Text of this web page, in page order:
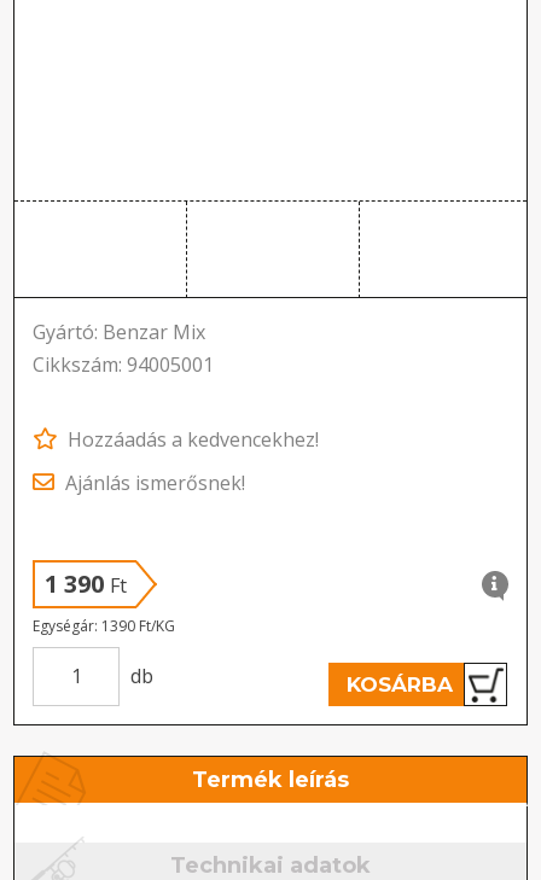
Gyártó: Benzar Mix
Cikkszám: 94005001
Hozzáadás a kedvencekhez!
Ajánlás ismerősnek!
1 390 Ft
Egységár: 1390 Ft/KG
db KOSÁRBA
Termék leírás
Technikai adatok